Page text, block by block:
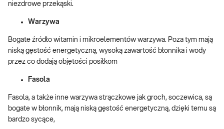
niezdrowe przekąski.
Warzywa
Bogate źródło witamin i mikroelementów warzywa. Poza tym mają
niską gęstość energetyczną, wysoką zawartość błonnika i wody
przez co dodają objętości posiłkom
Fasola
Fasola, a także inne warzywa strączkowe jak groch, soczewica, są
bogate w błonnik, mają niską gęstość energetyczną, dzięki temu są
bardzo sycące,